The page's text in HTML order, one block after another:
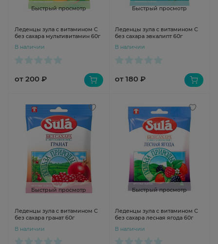
Быстрый просмотр
Леденцы зула с витамином С
без сахара мультивитамин 60г
В наличии
от 200 ₽
Быстрый просмотр
Леденцы зула с витамином С
без сахара эвкалипт 60г
В наличии
от 180 ₽
Быстрый просмотр
Леденцы зула с витамином С
без сахара гранат 60г
В наличии
Быстрый просмотр
Леденцы зула с витамином С
без сахара лесная ягода 60г
В наличии